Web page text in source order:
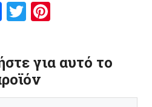
Facebook
Twitter
για αυτό το